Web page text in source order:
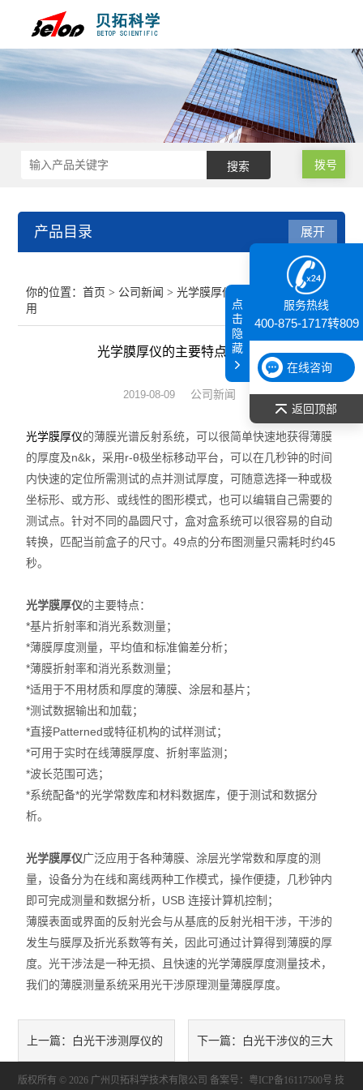
拨号
产品目录
光谱部件及外设
差示/热重/差热/热分析
红外光谱（IR、傅立叶）
激光粒度仪、纳米粒度仪
低温恒温器
荧光分光光度计（分子荧光
X射线衍射仪（XRD）
激光光散射仪
电化学工作站
X荧光光谱XRF能量色散型
分析仪器-光谱
透反射率测量仪
代理产品
光学显微镜
展开
你的位置：首页 > 公司新闻 > 光学膜厚仪的主要特点和应
用
光学膜厚仪的主要特点和应用
2019-08-09 公司新闻
光学膜厚仪的薄膜光谱反射系统，可以很简单快速地获得薄膜
的厚度及n&k，采用r-θ极坐标移动平台，可以在几秒钟的时间
内快速的定位所需测试的点并测试厚度，可随意选择一种或极
坐标形、或方形、或线性的图形模式，也可以编辑自己需要的
测试点。针对不同的晶圆尺寸，盒对盒系统可以很容易的自动
转换，匹配当前盒子的尺寸。49点的分布图测量只需耗时约45
秒。
光学膜厚仪的主要特点：
*基片折射率和消光系数测量；
*薄膜厚度测量，平均值和标准偏差分析；
*薄膜折射率和消光系数测量；
*适用于不用材质和厚度的薄膜、涂层和基片；
*测试数据输出和加载；
*直接Patterned或特征机构的试样测试；
*可用于实时在线薄膜厚度、折射率监测；
*波长范围可选；
*系统配备*的光学常数库和材料数据库，便于测试和数据分
析。
光学膜厚仪广泛应用于各种薄膜、涂层光学常数和厚度的测
量，设备分为在线和离线两种工作模式，操作便捷，几秒钟内
即可完成测量和数据分析，USB 连接计算机控制；
薄膜表面或界面的反射光会与从基底的反射光相干涉，干涉的
发生与膜厚及折光系数等有关，因此可通过计算得到薄膜的厚
度。光干涉法是一种无损、且快速的光学薄膜厚度测量技术，
我们的薄膜测量系统采用光干涉原理测量薄膜厚度。
上一篇： 白光干涉测厚仪的
基本原理是怎样的
下一篇： 白光干涉仪的三大
性能特点
版权所有 © 2026 广州贝拓科学技术有限公司 备案号：粤ICP备16117500号 技
服务热线
400-875-1717转809
在线咨询
返回顶部
点
击
隐
藏